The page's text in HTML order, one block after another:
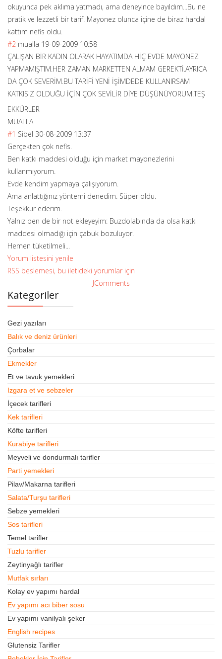
okuyunca pek aklıma yatmadı, ama deneyince bayıldım...Bu ne
pratik ve lezzetli bir tarif. Mayonez olunca içine de biraz hardal
kattım nefis oldu.
#2 mualla 19-09-2009 10:58
ÇALIŞAN BİR KADIN OLARAK HAYATIMDA HİÇ EVDE MAYONEZ
YAPMAMIŞTIM.HER ZAMAN MARKETTEN ALMAM GEREKTİ.AYRICA
DA ÇOK SEVERİM.BU TARİFİ YENİ İŞİMDEDE KULLANIRSAM
KATKISIZ OLDUĞU İÇİN ÇOK SEVİLİR DİYE DÜŞÜNÜYORUM.TEŞ
EKKÜRLER
MUALLA
#1 Sibel 30-08-2009 13:37
Gerçekten çok nefis.
Ben katkı maddesi olduğu için market mayonezlerini
kullanmıyorum.
Evde kendim yapmaya çalışıyorum.
Ama anlattığınız yöntemi denedim. Süper oldu.
Teşekkür ederim.
Yalnız ben de bir not ekleyeyim: Buzdolabında da olsa katkı
maddesi olmadığı için çabuk bozuluyor.
Hemen tüketilmeli...
Yorum listesini yenile
RSS beslemesi, bu iletideki yorumlar için
JComments
Kategoriler
Gezi yazıları
Balık ve deniz ürünleri
Çorbalar
Ekmekler
Et ve tavuk yemekleri
Izgara et ve sebzeler
İçecek tarifleri
Kek tarifleri
Köfte tarifleri
Kurabiye tarifleri
Meyveli ve dondurmalı tarifler
Parti yemekleri
Pilav/Makarna tarifleri
Salata/Turşu tarifleri
Sebze yemekleri
Sos tarifleri
Temel tarifler
Tuzlu tarifler
Zeytinyağlı tarifler
Mutfak sırları
Kolay ev yapımı hardal
Ev yapımı acı biber sosu
Ev yapımı vanilyalı şeker
English recipes
Glutensiz Tarifler